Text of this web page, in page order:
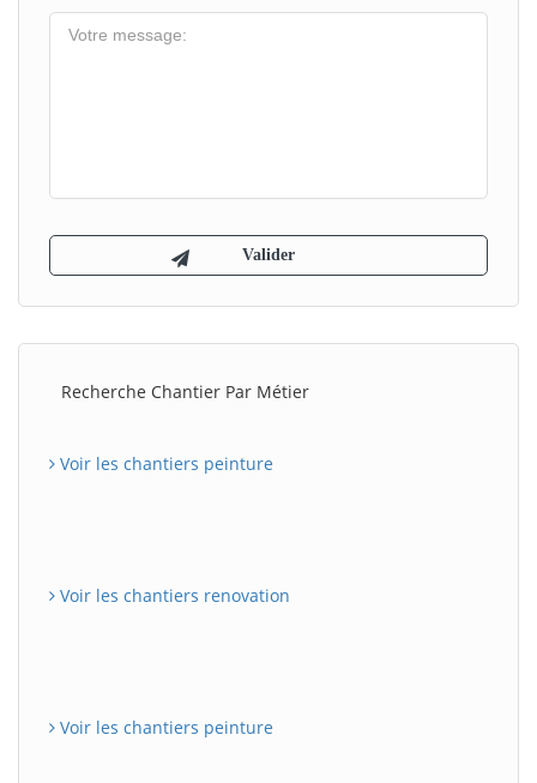
Recherche Chantier Par Métier
Voir les chantiers peinture
Voir les chantiers renovation
Voir les chantiers peinture